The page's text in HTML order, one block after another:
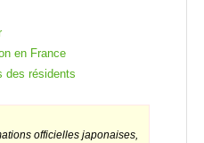
en France
des résidents
officielles japonaises,